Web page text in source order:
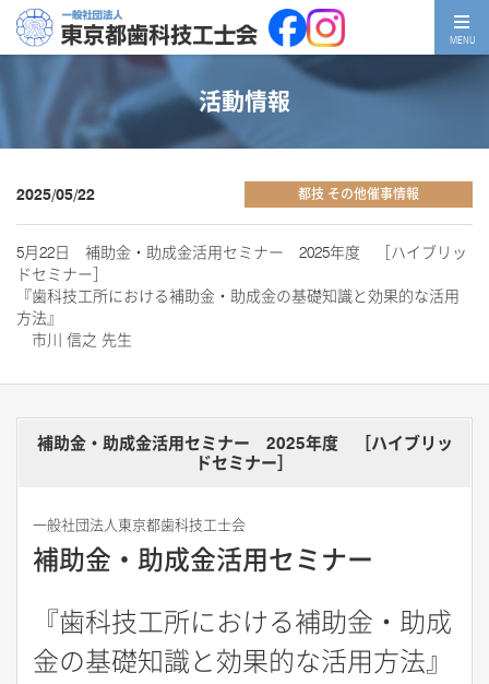
MENU
活動情報
2025/05/22 都技 その他催事情報
5月22日 補助金・助成金活用セミナー 2025年度 ［ハイブリッ
ドセミナー］
『歯科技工所における補助金・助成金の基礎知識と効果的な活用
方法』
市川 信之 先生
補助金・助成金活用セミナー 2025年度 ［ハイブリッ
ドセミナー］
一般社団法人東京都歯科技工士会
補助金・助成金活用セミナー
『歯科技工所における補助金・助成
金の基礎知識と効果的な活用方法』